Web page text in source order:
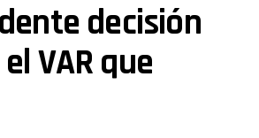
decisión
VAR que